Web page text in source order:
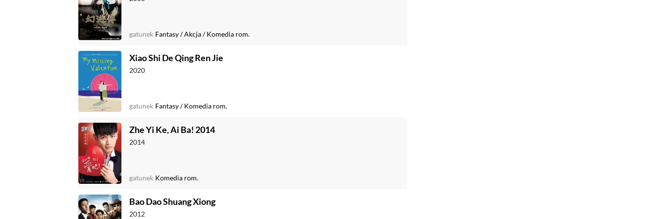
gatunek Fantasy/Akcja/Komedia rom.
Xiao Shi De Qing Ren Jie
2020
gatunek Fantasy/Komedia rom.
Zhe Yi Ke, Ai Ba! 2014
2014
gatunek Komedia rom.
Bao Dao Shuang Xiong
2012